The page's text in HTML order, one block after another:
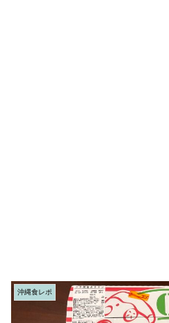
沖縄食レポ